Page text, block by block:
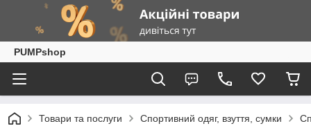
PUMPshop
Товари та послуги Спортивний одяг, взуття, сумки